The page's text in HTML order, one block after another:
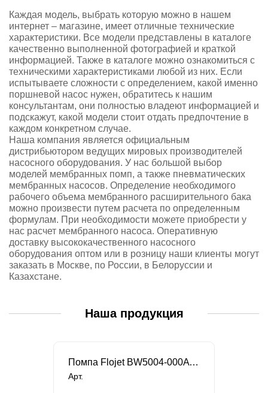
Каждая модель, выбрать которую можно в нашем
интернет – магазине, имеет отличные технические
характеристики. Все модели представлены в каталоге
качественно выполненной фотографией и краткой
информацией. Также в каталоге можно ознакомиться с
техническими характеристиками любой из них. Если
испытываете сложности с определением, какой именно
поршневой насос нужен, обратитесь к нашим
консультантам, они полностью владеют информацией и
подскажут, какой модели стоит отдать предпочтение в
каждом конкретном случае.
Наша компания является официальным
дистрибьютором ведущих мировых производителей
насосного оборудования. У нас большой выбор
моделей мембранных помп, а также пневматических
мембранных насосов. Определение необходимого
рабочего объема мембранного расширительного бака
можно произвести путем расчета по определенным
формулам. При необходимости можете приобрести у
нас расчет мембранного насоса. Оперативную
доставку высококачественного насосного
оборудования оптом или в розницу наши клиенты могут
заказать в Москве, по России, в Белоруссии и
Казахстане.
Наша продукция
Помпа Flojet BW5004-000A для бутилированной воды
Арт.